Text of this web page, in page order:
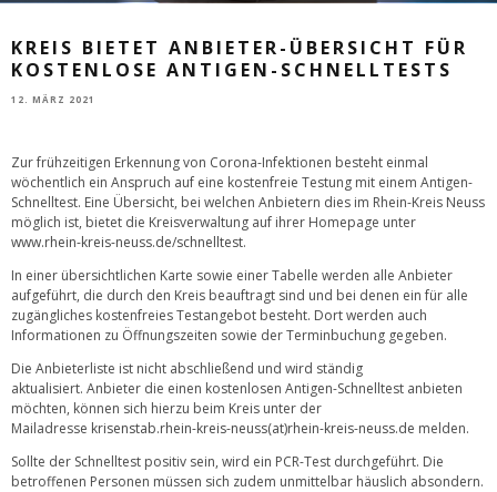
KREIS BIETET ANBIETER-ÜBERSICHT FÜR
KOSTENLOSE ANTIGEN-SCHNELLTESTS
12. MÄRZ 2021
Zur frühzeitigen Erkennung von Corona-Infektionen besteht einmal
wöchentlich ein Anspruch auf eine kostenfreie Testung mit einem Antigen-
Schnelltest. Eine Übersicht, bei welchen Anbietern dies im Rhein-Kreis Neuss
möglich ist, bietet die Kreisverwaltung auf ihrer Homepage unter
www.rhein-kreis-neuss.de/schnelltest.
In einer übersichtlichen Karte sowie einer Tabelle werden alle Anbieter
aufgeführt, die durch den Kreis beauftragt sind und bei denen ein für alle
zugängliches kostenfreies Testangebot besteht. Dort werden auch
Informationen zu Öffnungszeiten sowie der Terminbuchung gegeben.
Die Anbieterliste ist nicht abschließend und wird ständig
aktualisiert. Anbieter die einen kostenlosen Antigen-Schnelltest anbieten
möchten, können sich hierzu beim Kreis unter der
Mailadresse krisenstab.rhein-kreis-neuss(at)rhein-kreis-neuss.de melden.
Sollte der Schnelltest positiv sein, wird ein PCR-Test durchgeführt. Die
betroffenen Personen müssen sich zudem unmittelbar häuslich absondern.